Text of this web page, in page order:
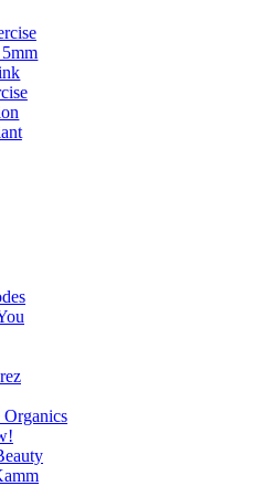
Organics